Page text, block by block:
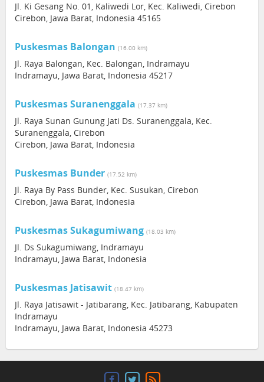
Jl. Ki Gesang No. 01, Kaliwedi Lor, Kec. Kaliwedi, Cirebon
Cirebon, Jawa Barat, Indonesia 45165
Puskesmas Balongan (16.00 km)
Jl. Raya Balongan, Kec. Balongan, Indramayu
Indramayu, Jawa Barat, Indonesia 45217
Puskesmas Suranenggala (17.37 km)
Jl. Raya Sunan Gunung Jati Ds. Suranenggala, Kec.
Suranenggala, Cirebon
Cirebon, Jawa Barat, Indonesia
Puskesmas Bunder (17.52 km)
Jl. Raya By Pass Bunder, Kec. Susukan, Cirebon
Cirebon, Jawa Barat, Indonesia
Puskesmas Sukagumiwang (18.03 km)
Jl. Ds Sukagumiwang, Indramayu
Indramayu, Jawa Barat, Indonesia
Puskesmas Jatisawit (18.47 km)
Jl. Raya Jatisawit - Jatibarang, Kec. Jatibarang, Kabupaten
Indramayu
Indramayu, Jawa Barat, Indonesia 45273